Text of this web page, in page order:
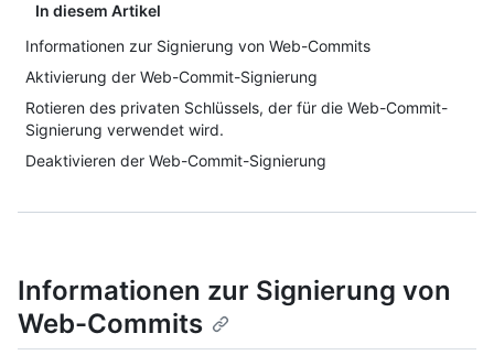
In diesem Artikel
Informationen zur Signierung von Web-Commits
Aktivierung der Web-Commit-Signierung
Rotieren des privaten Schlüssels, der für die Web-Commit-
Signierung verwendet wird.
Deaktivieren der Web-Commit-Signierung
Informationen zur Signierung von
Web-Commits